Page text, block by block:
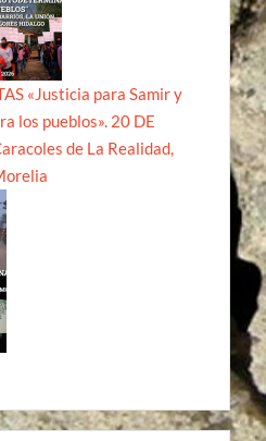
«Justicia para Samir y
los pueblos». 20 DE
de La Realidad,